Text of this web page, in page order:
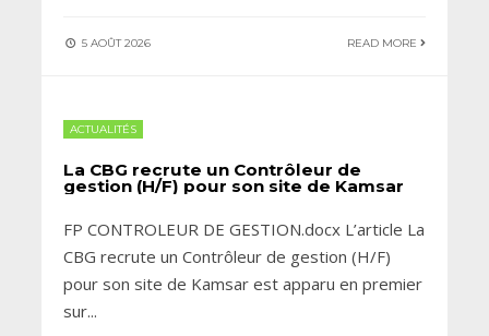
5 AOÛT 2026 READ MORE
ACTUALITÉS
La CBG recrute un Contrôleur de
gestion (H/F) pour son site de Kamsar
FP CONTROLEUR DE GESTION.docx L’article La
CBG recrute un Contrôleur de gestion (H/F)
pour son site de Kamsar est apparu en premier
sur...